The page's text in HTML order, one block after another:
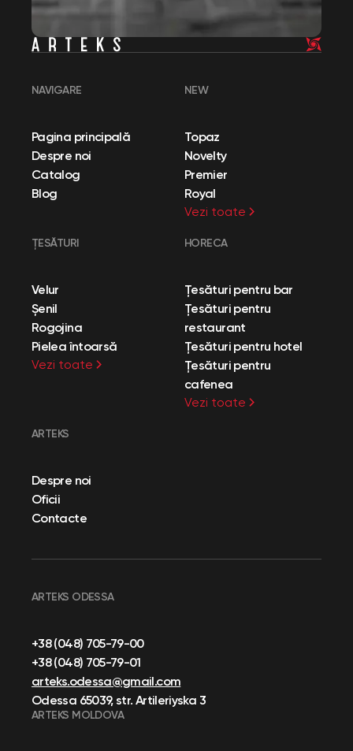
NAVIGARE
Pagina principală
Despre noi
Catalog
Blog
NEW
Topaz
Novelty
Premier
Royal
Vezi toate
ȚESĂTURI
Velur
Șenil
Rogojina
Pielea întoarsă
Vezi toate
HORECA
Țesături pentru bar
Țesături pentru
restaurant
Țesături pentru hotel
Țesături pentru
cafenea
Vezi toate
ARTEKS
Despre noi
Oficii
Contacte
ARTEKS ODESSA
+38 (048) 705-79-00
+38 (048) 705-79-01
arteks.odessa@gmail.com
Odessa 65039, str. Artileriyska 3
ARTEKS MOLDOVA